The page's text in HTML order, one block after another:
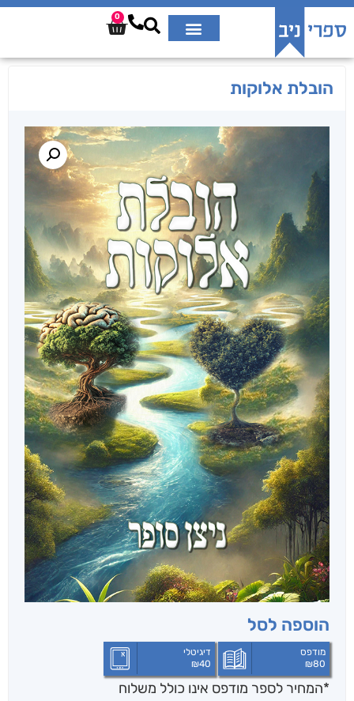
0
הובלת אלוקות
הוספה לסל
מודפס
₪80
דיגיטלי
₪40
*המחיר לספר מודפס אינו כולל משלוח